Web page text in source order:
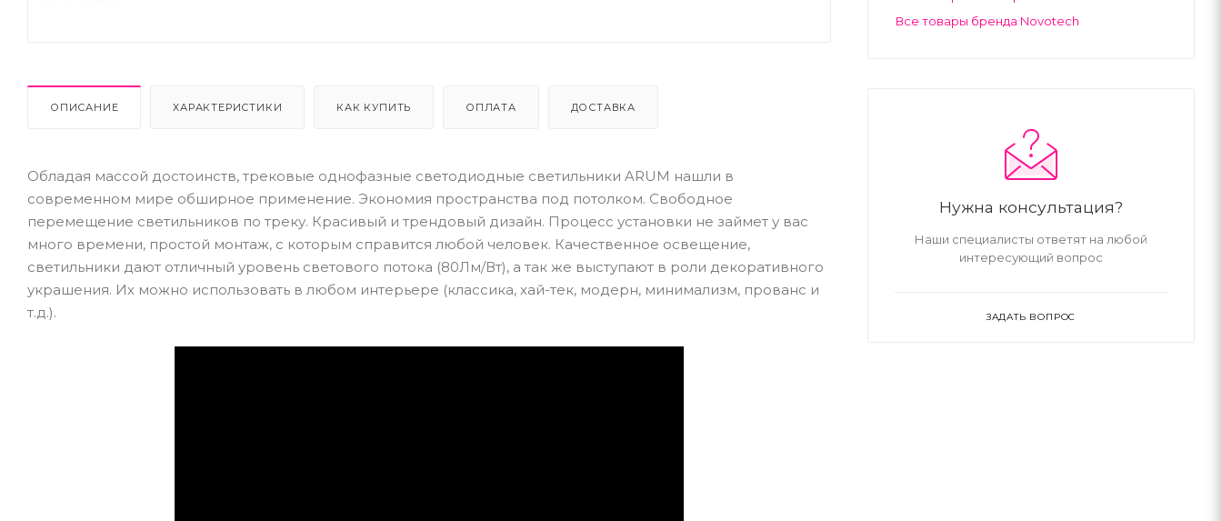
ОПИСАНИЕ ХАРАКТЕРИСТИКИ КАК КУПИТЬ ОПЛАТА ДОСТАВКА
Обладая массой достоинств, трековые однофазные светодиодные светильники ARUM нашли в
современном мире обширное применение. Экономия пространства под потолком. Свободное
перемещение светильников по треку. Красивый и трендовый дизайн. Процесс установки не займет у вас
много времени, простой монтаж, с которым справится любой человек. Качественное освещение,
светильники дают отличный уровень светового потока (80Лм/Вт), а так же выступают в роли декоративного
украшения. Их можно использовать в любом интерьере (классика, хай-тек, модерн, минимализм, прованс и
т.д.).
Все товары бренда Novotech
Нужна консультация?
Наши специалисты ответят на любой
интересующий вопрос
ЗАДАТЬ ВОПРОС